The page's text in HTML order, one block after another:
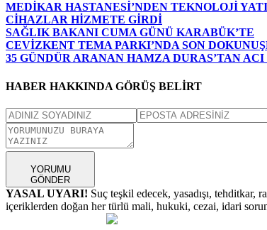
MEDİKAR HASTANESİ’NDEN TEKNOLOJİ
CİHAZLAR HİZMETE GİRDİ
SAĞLIK BAKANI CUMA GÜNÜ KARABÜK’TE
CEVİZKENT TEMA PARKI’NDA SON
35 GÜNDÜR ARANAN HAMZA DURAS’TAN
HABER HAKKINDA GÖRÜŞ BELİRT
YORUMU
GÖNDER
YASAL UYARI! Suç teşkil edecek, yasadışı, tehditkar,
içeriklerden doğan her türlü mali, hukuki, cezai, idari